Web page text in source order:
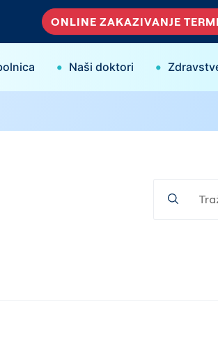
ONLINE ZAKAZIVANJE
• Naši doktori •